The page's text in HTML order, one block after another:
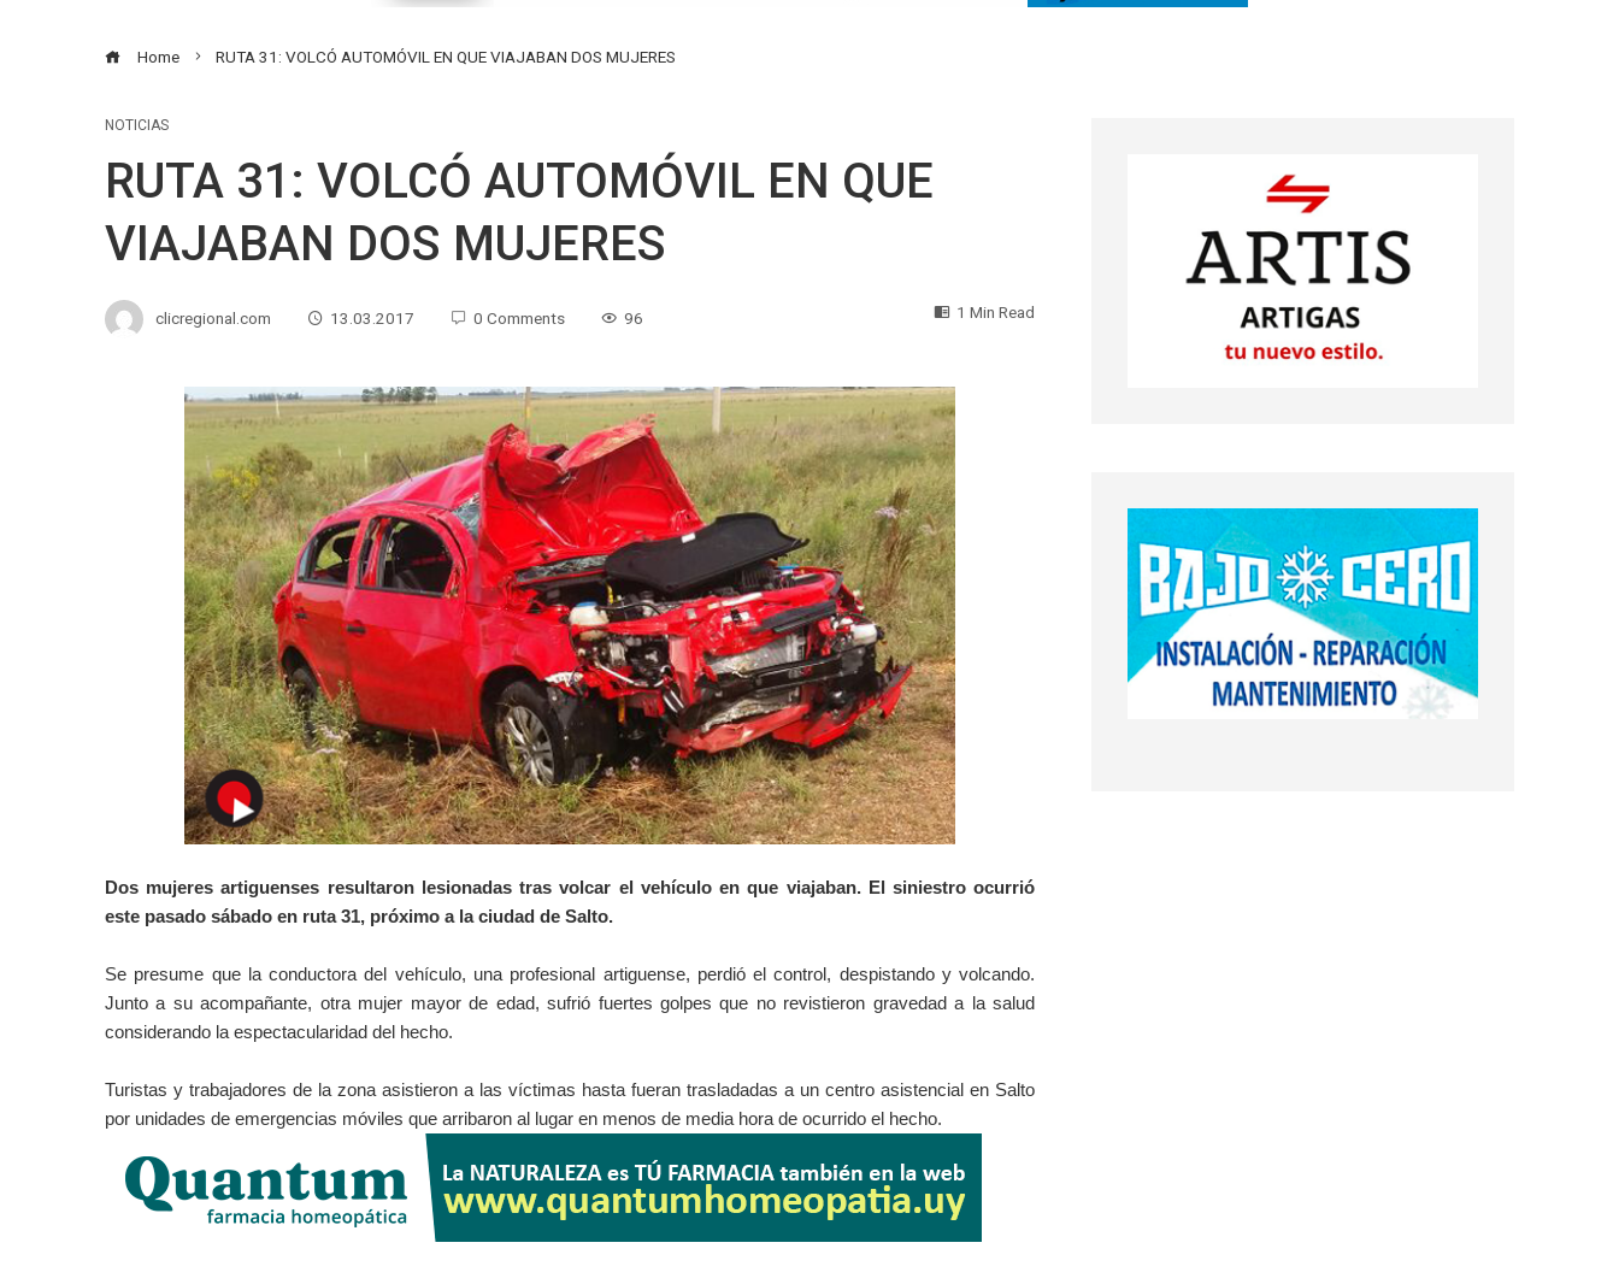
Home RUTA 31: VOLCÓ AUTOMÓVIL EN QUE VIAJABAN DOS MUJERES
NOTICIAS
RUTA 31: VOLCÓ AUTOMÓVIL EN QUE
VIAJABAN DOS MUJERES
clicregional.com 13.03.2017 0 Comments 96 1 Min Read
Dos mujeres artiguenses resultaron lesionadas tras volcar el vehículo en que viajaban. El siniestro ocurrió
este pasado sábado en ruta 31, próximo a la ciudad de Salto.
Se presume que la conductora del vehículo, una profesional artiguense, perdió el control, despistando y volcando.
Junto a su acompañante, otra mujer mayor de edad, sufrió fuertes golpes que no revistieron gravedad a la salud
considerando la espectacularidad del hecho.
Turistas y trabajadores de la zona asistieron a las víctimas hasta fueran trasladadas a un centro asistencial en Salto
por unidades de emergencias móviles que arribaron al lugar en menos de media hora de ocurrido el hecho.